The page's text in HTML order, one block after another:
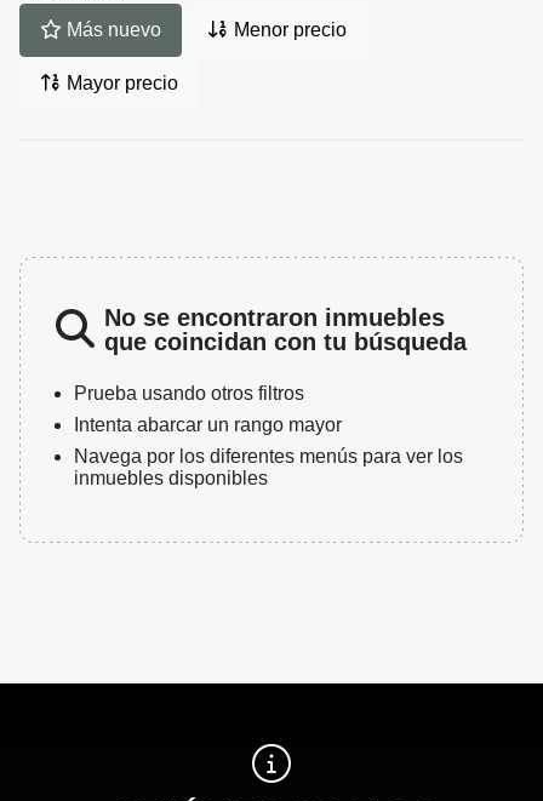
Más nuevo Menor precio
Mayor precio
No se encontraron inmuebles
que coincidan con tu búsqueda
Prueba usando otros filtros
Intenta abarcar un rango mayor
Navega por los diferentes menús para ver los
inmuebles disponibles